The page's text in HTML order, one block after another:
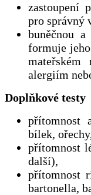
zastoupení
pro správný
buněčnou
formuje
mateřském
alergiím
Doplňkové testy
přítomnost
bílek,
přítomnost
další),
přítomnost
bartonella,